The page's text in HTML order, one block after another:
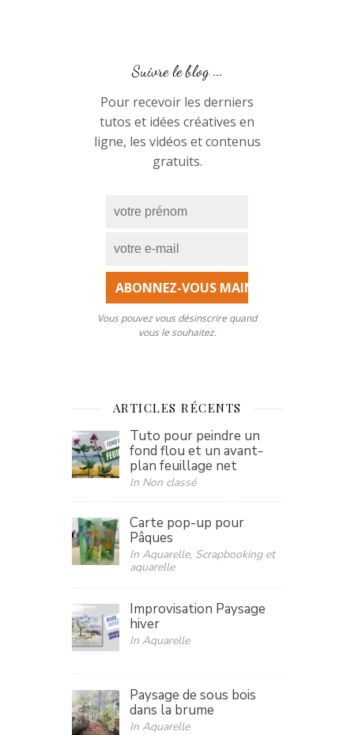
Suivre le blog ...
Pour recevoir les derniers
tutos et idées créatives en
ligne, les vidéos et contenus
gratuits.
Vous pouvez vous désinscrire quand
vous le souhaitez.
ARTICLES RÉCENTS
Tuto pour peindre un
fond flou et un avant-
plan feuillage net
In Non classé
Carte pop-up pour
Pâques
In Aquarelle, Scrapbooking et
aquarelle
Improvisation Paysage
hiver
In Aquarelle
Paysage de sous bois
dans la brume
In Aquarelle